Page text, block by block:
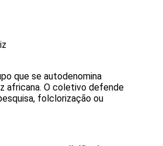
que se autodenomina
africana. O coletivo defende
folclorização ou